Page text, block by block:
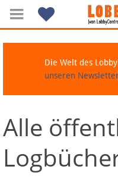
Navigation
Über Lobbypedia
Die Welt des
unseren
Alle